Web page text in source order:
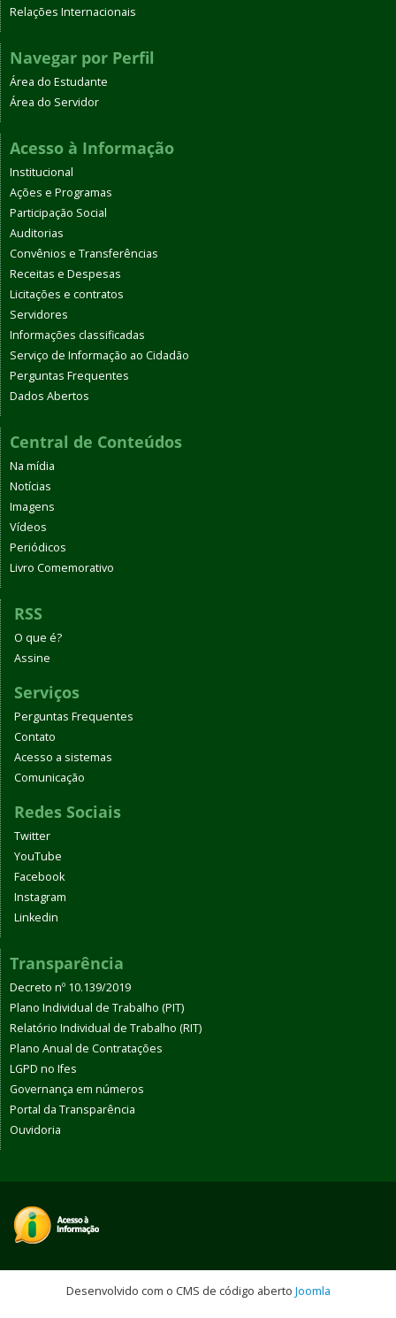
Relações Internacionais
Navegar por Perfil
Área do Estudante
Área do Servidor
Acesso à Informação
Institucional
Ações e Programas
Participação Social
Auditorias
Convênios e Transferências
Receitas e Despesas
Licitações e contratos
Servidores
Informações classificadas
Serviço de Informação ao Cidadão
Perguntas Frequentes
Dados Abertos
Central de Conteúdos
Na mídia
Notícias
Imagens
Vídeos
Periódicos
Livro Comemorativo
RSS
O que é?
Assine
Serviços
Perguntas Frequentes
Contato
Acesso a sistemas
Comunicação
Redes Sociais
Twitter
YouTube
Facebook
Instagram
Linkedin
Transparência
Decreto nº 10.139/2019
Plano Individual de Trabalho (PIT)
Relatório Individual de Trabalho (RIT)
Plano Anual de Contratações
LGPD no Ifes
Governança em números
Portal da Transparência
Ouvidoria
Desenvolvido com o CMS de código aberto Joomla